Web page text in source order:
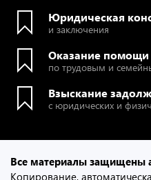
Юридическая
и заключения
Оказание помощи
по трудовым и
Взыскание
с юридических и
Все материалы защищены
Копирование,